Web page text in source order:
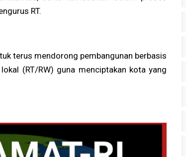
RT.
terus mendorong pembangunan berbasis
(RT/RW) guna menciptakan kota yang